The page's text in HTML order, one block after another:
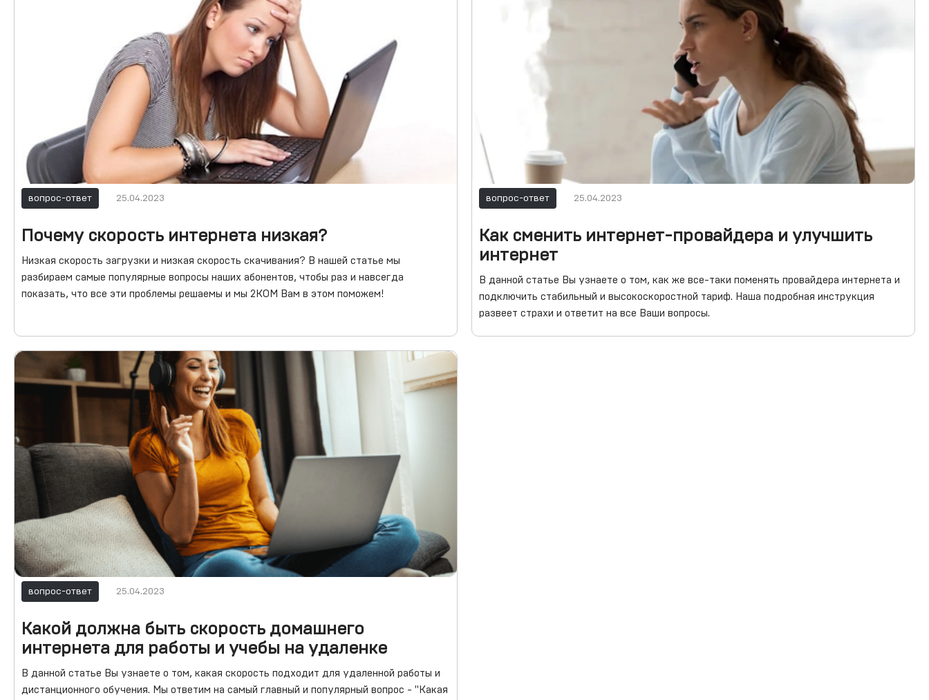
вопрос-ответ 25.04.2023
Почему скорость интернета низкая?
Низкая скорость загрузки и низкая скорость скачивания? В нашей статье мы
разбираем самые популярные вопросы наших абонентов, чтобы раз и навсегда
показать, что все эти проблемы решаемы и мы 2КОМ Вам в этом поможем!
вопрос-ответ 25.04.2023
Как сменить интернет-провайдера и улучшить
интернет
В данной статье Вы узнаете о том, как же все-таки поменять провайдера интернета и
подключить стабильный и высокоскоростной тариф. Наша подробная инструкция
развеет страхи и ответит на все Ваши вопросы.
вопрос-ответ 25.04.2023
Какой должна быть скорость домашнего
интернета для работы и учебы на удаленке
В данной статье Вы узнаете о том, какая скорость подходит для удаленной работы и
дистанционного обучения. Мы ответим на самый главный и популярный вопрос - "Какая